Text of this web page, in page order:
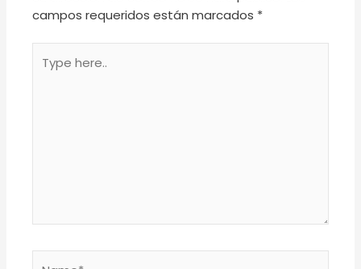
campos requeridos están marcados *
here..